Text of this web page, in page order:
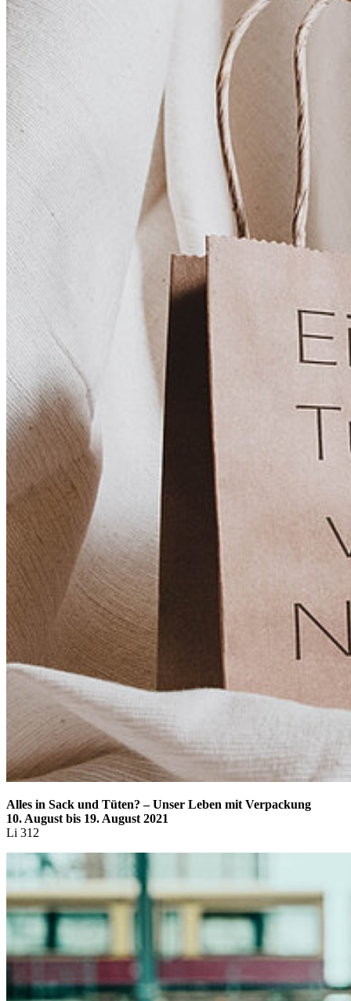
Alles in Sack und Tüten? – Unser Leben mit Verpackung
10. August bis 19. August 2021
Li 312